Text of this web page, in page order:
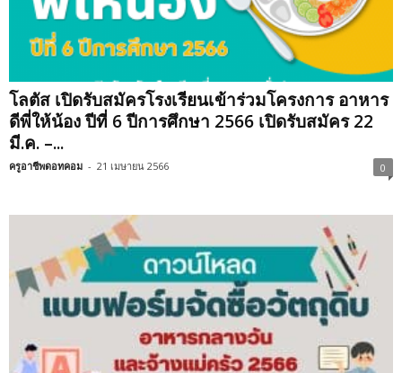
โลตัส เปิดรับสมัครโรงเรียนเข้าร่วมโครงการ อาหาร
ดีพี่ให้น้อง ปีที่ 6 ปีการศึกษา 2566 เปิดรับสมัคร 22
มี.ค. –...
ครูอาชีพดอทคอม - 21 เมษายน 2566 0